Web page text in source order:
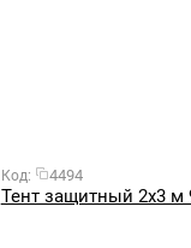
Код: 4494
Тент защитный 2х3 м